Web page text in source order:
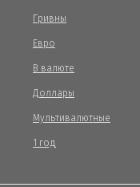
Гривны
Евро
В валюте
Доллары
Мультивалютные
1 год